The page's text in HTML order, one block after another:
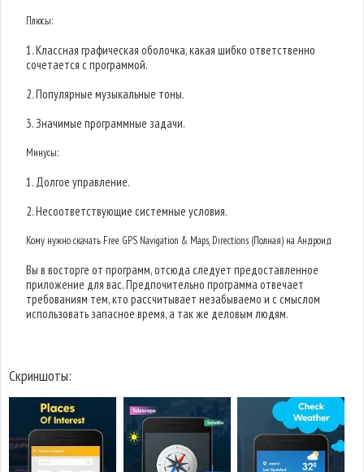
Плюсы:
1. Классная графическая оболочка, какая шибко ответственно
сочетается с программой.
2. Популярные музыкальные тоны.
3. Значимые программные задачи.
Минусы:
1. Долгое управление.
2. Несоответствующие системные условия.
Кому нужно скачать Free GPS Navigation & Maps, Directions (Полная) на Андроид
Вы в восторге от программ, отсюда следует предоставленное
приложение для вас. Предпочительно программа отвечает
требованиям тем, кто рассчитывает незабываемо и с смыслом
использовать запасное время, а так же деловым людям.
Скриншоты: